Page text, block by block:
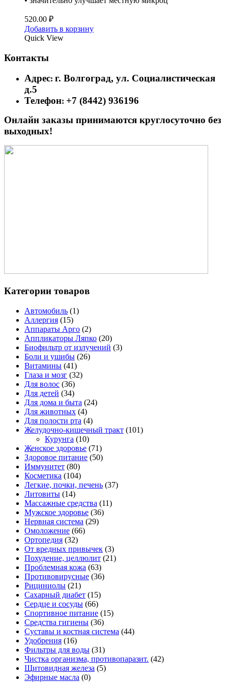
520.00 ₽
Добавить в корзину
Quick View
Контакты
Адрес: г. Волгоград, ул. Социалистическая
д.5
Телефон: +7 (8442) 936196
Онлайн заказы принимаются круглосуточно без
выходных!
Категории товаров
Автомобиль (1)
Аллергия (15)
Аппараты Арго (2)
Аппликаторы Ляпко (20)
Биофильтр от излучений (3)
Боли и ушибы (26)
Витамины (41)
Глаза и мозг (32)
Для волос (36)
Для детей (34)
Для дома и быта (24)
Для животных (4)
Для полости рта (4)
Желудочно-кишечный тракт (101)
Курунга (10)
Женское здоровье (71)
Здоровое питание (50)
Иммунитет (80)
Косметика (104)
Легкие, почки, печень (37)
Литовиты (14)
Массажные средства (11)
Мужское здоровье (36)
Нервная система (29)
Омоложение (66)
Ортопедия (32)
От вредных привычек (3)
Похудение, целлюлит (21)
Проблемная кожа (63)
Противовирусные (36)
Рициниолы (21)
Сахарный диабет (15)
Сердце и сосуды (66)
Спортивное питание (15)
Средства гигиены (36)
Суставы и костная система (44)
Удобрения (16)
Фильтры для воды (31)
Чистка организма, противопаразит. (42)
Щитовидная железа (5)
Эфирные масла (0)